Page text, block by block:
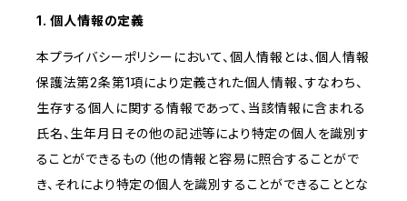
1. 個人情報の定義
本プライバシーポリシーにおいて、個人情報とは、個人情報
保護法第2条第1項により定義された個人情報、すなわち、
生存する個人に関する情報であって、当該情報に含まれる
氏名、生年月日その他の記述等により特定の個人を識別す
ることができるもの（他の情報と容易に照合することがで
き、それにより特定の個人を識別することができることとな